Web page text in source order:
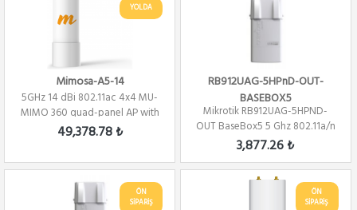
YOLDA
Mimosa-A5-14
5GHz 14 dBi 802.11ac 4x4 MU-
MIMO 360 quad-panel AP with
GPS
49,378.78 ₺
RB912UAG-5HPnD-OUT-
BASEBOX5
Mikrotik RB912UAG-5HPND-
OUT BaseBox5 5 Ghz 802.11a/n
2x2 Mimo PTP/...
3,877.26 ₺
ÖN
SİPARİŞ
ÖN
SİPARİŞ